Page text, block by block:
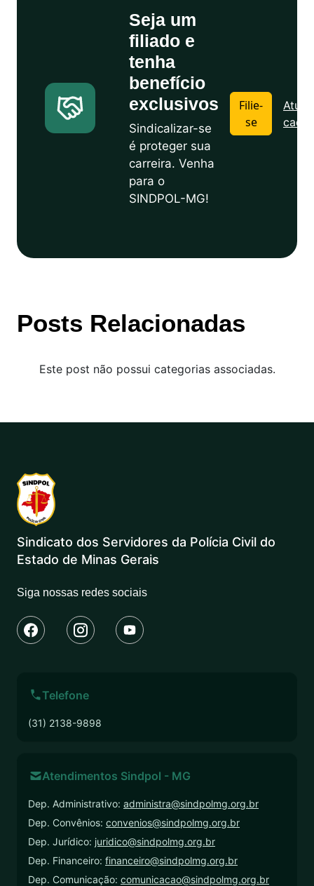
Seja um
filiado e
tenha
benefício
exclusivos
Sindicalizar-se
é proteger sua
carreira. Venha
para o
SINDPOL-MG!
Filie-
se
Posts Relacionadas
Este post não possui categorias associadas.
Sindicato dos Servidores da Polícia Civil do
Estado de Minas Gerais
Siga nossas redes sociais
Telefone
(31) 2138-9898
Atendimentos Sindpol - MG
Dep. Administrativo: administra@sindpolmg.org.br
Dep. Convênios: convenios@sindpolmg.org.br
Dep. Jurídico: juridico@sindpolmg.org.br
Dep. Financeiro: financeiro@sindpolmg.org.br
Dep. Comunicação: comunicacao@sindpolmg.org.br